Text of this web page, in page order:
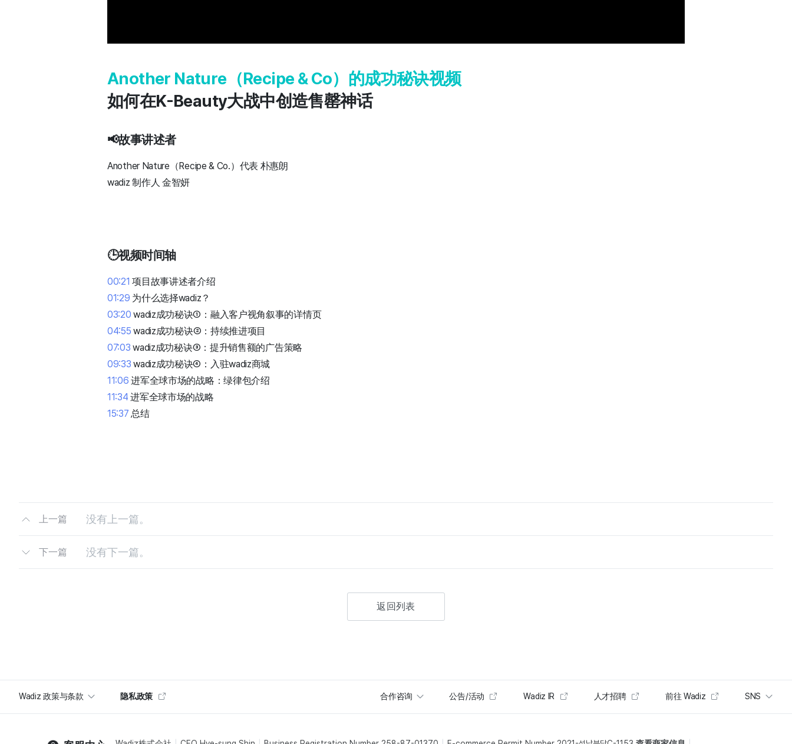
Another Nature（Recipe & Co）的成功秘诀视频
如何在K-Beauty大战中创造售罄神话
📢故事讲述者
Another Nature（Recipe & Co.）代表 朴惠朗
wadiz 制作人 金智妍
🕒视频时间轴
00:21 项目故事讲述者介绍
01:29 为什么选择wadiz？
03:20 wadiz成功秘诀①：融入客户视角叙事的详情页
04:55 wadiz成功秘诀②：持续推进项目
07:03 wadiz成功秘诀③：提升销售额的广告策略
09:33 wadiz成功秘诀④：入驻wadiz商城
11:06 进军全球市场的战略：绿律包介绍
11:34 进军全球市场的战略
15:37 总结
上一篇 没有上一篇。
下一篇 没有下一篇。
返回列表
Wadiz 政策与条款 隐私政策 合作咨询 公告/活动 Wadiz IR 人才招聘 前往 Wadiz SNS